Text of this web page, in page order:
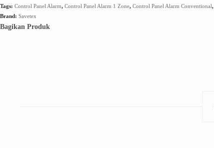
Tags: Control Panel Alarm, Control Panel Alarm 1 Zone, Control Panel Alarm Conventional,
Brand: Savetex
Bagikan Produk